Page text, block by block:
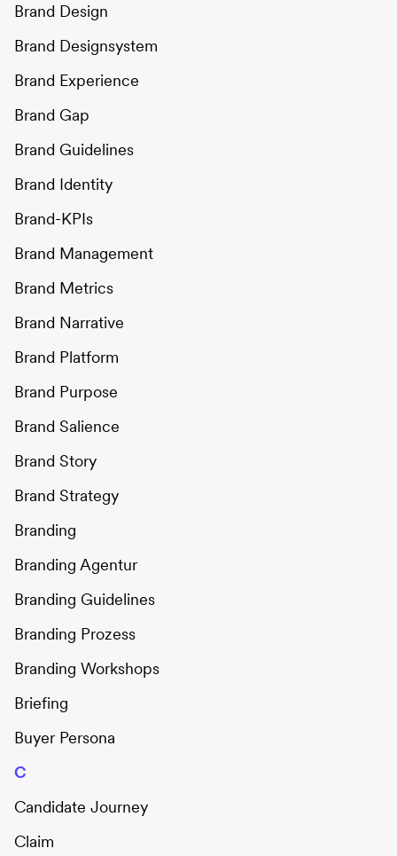
Brand Design
Brand Designsystem
Brand Experience
Brand Gap
Brand Guidelines
Brand Identity
Brand-KPIs
Brand Management
Brand Metrics
Brand Narrative
Brand Platform
Brand Purpose
Brand Salience
Brand Story
Brand Strategy
Branding
Branding Agentur
Branding Guidelines
Branding Prozess
Branding Workshops
Briefing
Buyer Persona
C
Candidate Journey
Claim